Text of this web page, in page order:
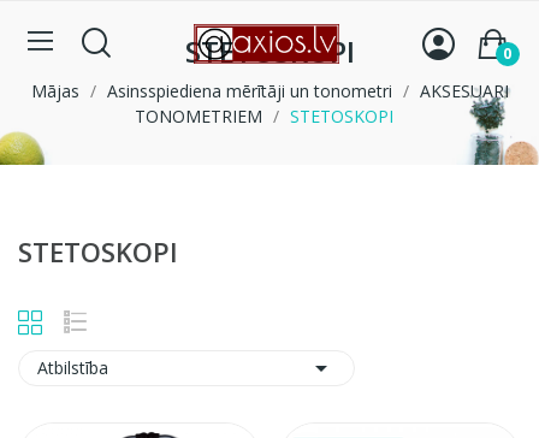
0
STETOSKOPI
Mājas Asinsspiediena mērītāji un tonometri
AKSESUARI
TONOMETRIEM
STETOSKOPI
STETOSKOPI
Atbilstība 